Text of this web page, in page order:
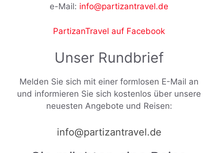
e-Mail: info@partizantravel.de
PartizanTravel auf Facebook
Unser Rundbrief
Melden Sie sich mit einer formlosen E-Mail an
und informieren Sie sich kostenlos über unsere
neuesten Angebote und Reisen:
info@partizantravel.de